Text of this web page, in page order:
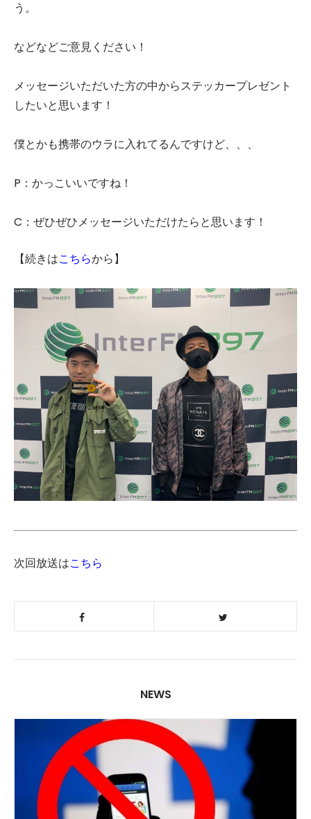
う。
などなどご意見ください！
メッセージいただいた方の中からステッカープレゼント
したいと思います！
僕とかも携帯のウラに入れてるんですけど、、、
P：かっこいいですね！
C：ぜひぜひメッセージいただけたらと思います！
【続きはこちらから】
次回放送はこちら
NEWS